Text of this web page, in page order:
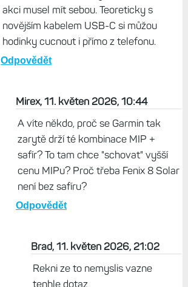
akci musel mít sebou. Teoreticky s
novějším kabelem USB-C si můžou
hodinky cucnout i přímo z telefonu.
Odpovědět
Mirex, 11. květen 2026, 10:44
A víte někdo, proč se Garmin tak
zarytě drží té kombinace MIP +
safír? To tam chce "schovat" vyšší
cenu MIPu? Proč třeba Fenix 8 Solar
není bez safíru?
Odpovědět
Brad, 11. květen 2026, 21:02
Rekni ze to nemyslis vazne
tenhle dotaz